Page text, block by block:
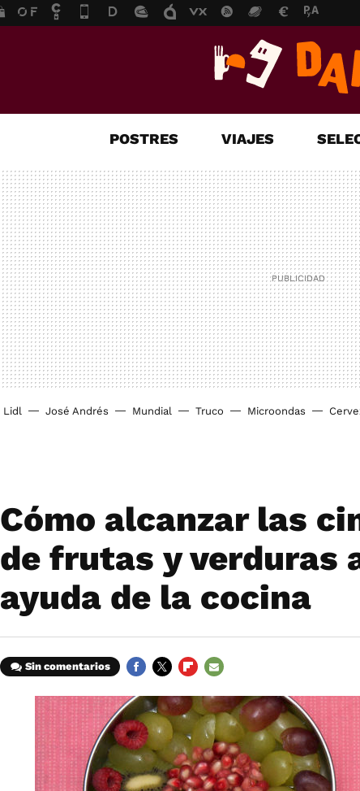
POSTRES VIAJES
Lidl José Andrés Mundial Truco Microondas
Cómo alcanzar las
de frutas y verduras
ayuda de la cocina
Sin comentarios
MAIL